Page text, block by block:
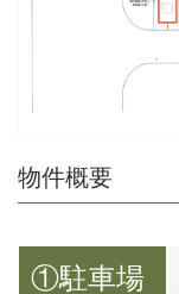
物件概要
①駐車場